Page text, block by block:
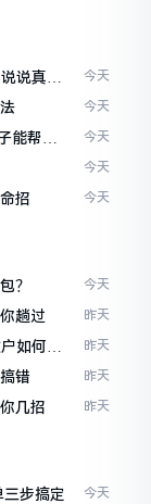
说真实
今天
今天
能帮你
今天
今天
招 今天
？ 今天
趟过 昨天
如何避
昨天
错 昨天
几招 昨天
步搞定 今天